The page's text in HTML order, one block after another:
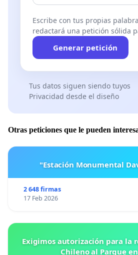
Escribe con tus propias
redactará una petición sólida
Generar petición
Tus datos siguen siendo tuyos
Privacidad desde el diseño
Otras peticiones que le pueden
"Estación Monumental
2 648 firmas
17 Feb 2026
Exigimos autorización para la
Chileno al Parque